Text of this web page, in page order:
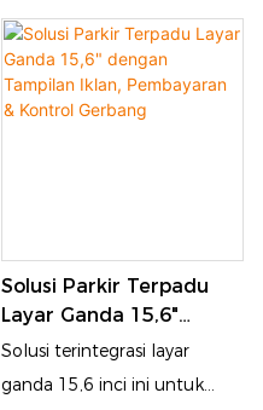
signifikan. Dengan konstruksi
yang kokoh dan cocok
untuk penggunaan di dalam
maupun di luar ruangan, kios
parkir umum.
pembayaran parkir,
manajemen masuk dan
keluar. Dilengkapi dengan
layar sentuh yang responsif,
untuk tempat parkir dalam
ruangan maupun luar
ruangan.
Solusi Parkir Terpadu
Layar Ganda 15,6"
Dengan Tampilan Iklan,
Pembayaran & Kontrol
Solusi terintegrasi layar
ganda 15,6 inci ini untuk